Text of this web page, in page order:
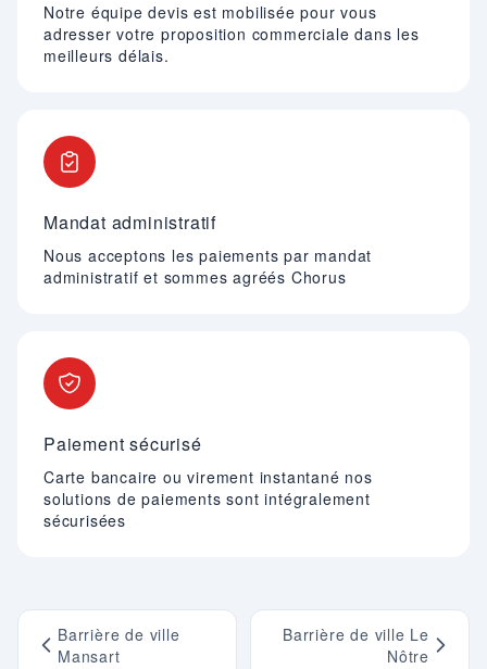
Notre équipe devis est mobilisée pour vous
adresser votre proposition commerciale dans les
meilleurs délais.
Mandat administratif
Nous acceptons les paiements par mandat
administratif et sommes agréés Chorus
Paiement sécurisé
Carte bancaire ou virement instantané nos
solutions de paiements sont intégralement
sécurisées
Barrière de ville
Mansart
Barrière de ville Le
Nôtre